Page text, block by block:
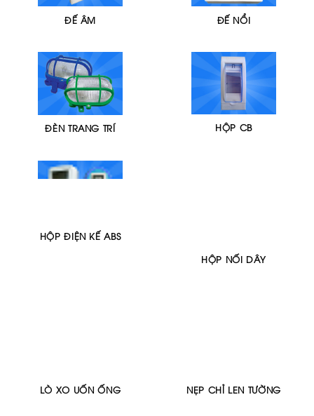
ĐẾ ÂM ĐẾ NỔI
ĐÈN TRANG TRÍ HỘP CB
HỘP ĐIỆN KẾ ABS
HỘP NỐI DÂY
LÒ XO UỐN ỐNG NẸP CHỈ LEN TƯỜNG